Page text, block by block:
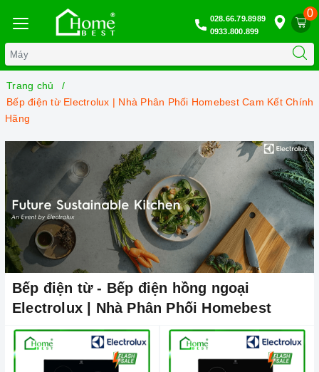
0
028.66.79.8989
0933.800.899
Trang chủ
Bếp điện từ Electrolux | Nhà Phân Phối Homebest Cam Kết Chính
Hãng
Bếp điện từ - Bếp điện hồng ngoại
Electrolux | Nhà Phân Phối Homebest